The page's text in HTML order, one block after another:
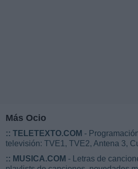
Más Ocio
:: TELETEXTO.COM -
televisión: TVE1, TVE2, Antena 3,
:: MUSICA.COM - Letras de